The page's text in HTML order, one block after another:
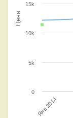
Цена
Янв 2014
0
5k
10k
15k